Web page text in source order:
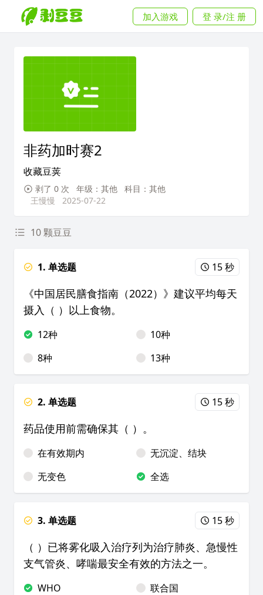
加入游戏 登 录/注 册
非药加时赛2
收藏豆荚
剥了 0 次 年级：其他
科目：其他
王慢慢
2025-07-22
10 颗豆豆
1. 单选题 15 秒
《中国居民膳食指南（2022）》建议平均每天
摄入（ ）以上食物。
12种
10种
8种
13种
2. 单选题 15 秒
药品使用前需确保其（ ）。
在有效期内
无沉淀、结块
无变色
全选
3. 单选题 15 秒
（ ）已将雾化吸入治疗列为治疗肺炎、急慢性
支气管炎、哮喘最安全有效的方法之一。
WHO
联合国